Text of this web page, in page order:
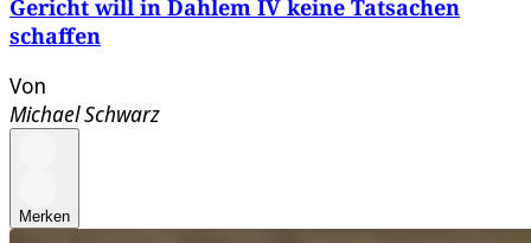
Gericht will in Dahlem IV keine Tatsachen
schaffen
Von
Michael Schwarz
Merken